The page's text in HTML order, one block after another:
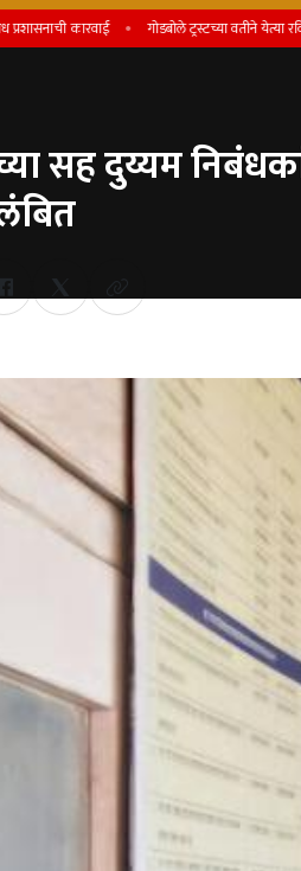
कारवाई गोडबोले ट्रस्टच्या वतीने येत्या रविवारी
सह दुय्यम